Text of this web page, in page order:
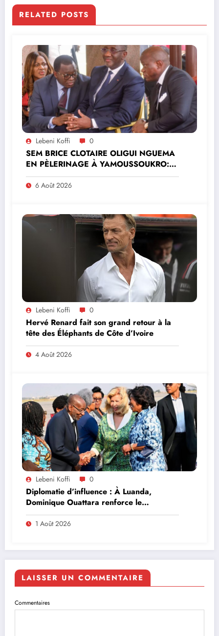
RELATED POSTS
Lebeni Koffi 0
SEM BRICE CLOTAIRE OLIGUI NGUEMA
EN PÈLERINAGE À YAMOUSSOUKRO:LE
MINISTRE PAULIN CLAUDE DANHO
PREND PART À LA CÉRÉMONIE
6 Août 2026
Lebeni Koffi 0
Hervé Renard fait son grand retour à la
tête des Éléphants de Côte d’Ivoire
4 Août 2026
Lebeni Koffi 0
Diplomatie d’influence : À Luanda,
Dominique Ouattara renforce le
leadership solidaire de la Côte d’Ivoire en
Afrique
1 Août 2026
LAISSER UN COMMENTAIRE
Commentaires